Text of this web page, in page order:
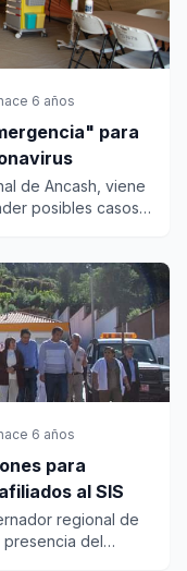
6 años
para
de Ancash, viene
posibles casos
6 años
para
al SIS
regional de
del